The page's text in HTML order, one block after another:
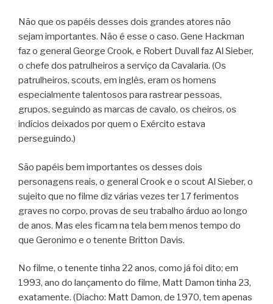
Não que os papéis desses dois grandes atores não
sejam importantes. Não é esse o caso. Gene Hackman
faz o general George Crook, e Robert Duvall faz Al Sieber,
o chefe dos patrulheiros a serviço da Cavalaria. (Os
patrulheiros, scouts, em inglês, eram os homens
especialmente talentosos para rastrear pessoas,
grupos, seguindo as marcas de cavalo, os cheiros, os
indícios deixados por quem o Exército estava
perseguindo.)
São papéis bem importantes os desses dois
personagens reais, o general Crook e o scout Al Sieber, o
sujeito que no filme diz várias vezes ter 17 ferimentos
graves no corpo, provas de seu trabalho árduo ao longo
de anos. Mas eles ficam na tela bem menos tempo do
que Geronimo e o tenente Britton Davis.
No filme, o tenente tinha 22 anos, como já foi dito; em
1993, ano do lançamento do filme, Matt Damon tinha 23,
exatamente. (Diacho: Matt Damon, de 1970, tem apenas